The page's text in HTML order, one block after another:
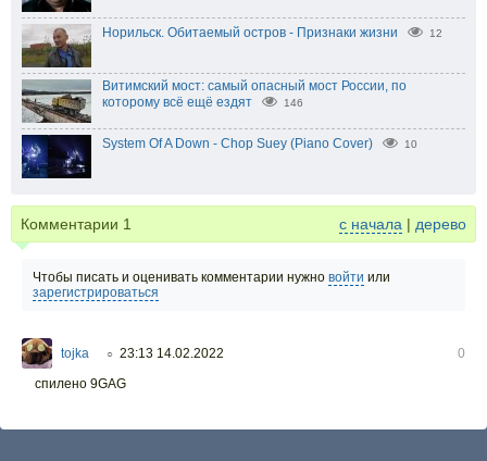
Норильск. Обитаемый остров - Признаки жизни 12
Витимский мост: самый опасный мост России, по
которому всё ещё ездят
146
System Of A Down - Chop Suey (Piano Cover) 10
Комментарии 1 с начала | дерево
Чтобы писать и оценивать комментарии нужно войти или
зарегистрироваться
tojka ○ 23:13 14.02.2022
0
спилено 9GAG